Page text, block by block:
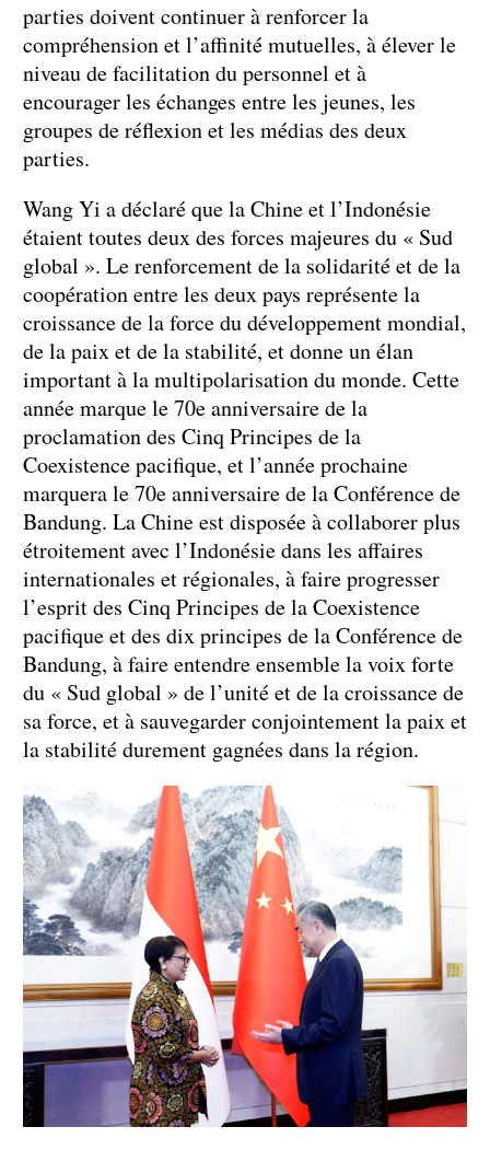
parties doivent continuer à renforcer la
compréhension et l’affinité mutuelles, à élever le
niveau de facilitation du personnel et à
encourager les échanges entre les jeunes, les
groupes de réflexion et les médias des deux
parties.
Wang Yi a déclaré que la Chine et l’Indonésie
étaient toutes deux des forces majeures du « Sud
global ». Le renforcement de la solidarité et de la
coopération entre les deux pays représente la
croissance de la force du développement mondial,
de la paix et de la stabilité, et donne un élan
important à la multipolarisation du monde. Cette
année marque le 70e anniversaire de la
proclamation des Cinq Principes de la
Coexistence pacifique, et l’année prochaine
marquera le 70e anniversaire de la Conférence de
Bandung. La Chine est disposée à collaborer plus
étroitement avec l’Indonésie dans les affaires
internationales et régionales, à faire progresser
l’esprit des Cinq Principes de la Coexistence
pacifique et des dix principes de la Conférence de
Bandung, à faire entendre ensemble la voix forte
du « Sud global » de l’unité et de la croissance de
sa force, et à sauvegarder conjointement la paix et
la stabilité durement gagnées dans la région.